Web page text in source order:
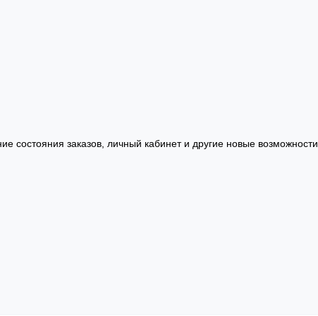
состояния заказов, личный кабинет и другие новые возможности